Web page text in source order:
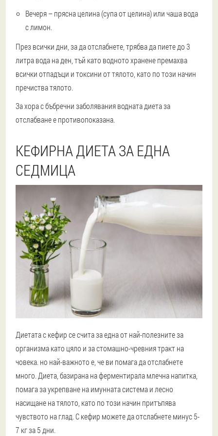
Вечеря – прясна целина (супа от целина) или чаша вода
с лимон.
През всички дни, за да отслабнете, трябва да пиете до 3
литра вода на ден, тъй като водното хранене премахва
всички отпадъци и токсини от тялото, като по този начин
пречиства тялото.
За хора с бъбречни заболявания водната диета за
отслабване е противопоказана.
КЕФИРНА ДИЕТА ЗА ЕДНА
СЕДМИЦА
Диетата с кефир се счита за една от най-полезните за
организма като цяло и за стомашно-чревния тракт на
човека. но най-важното е, че ви помага да отслабнете
много. Диета, базирана на ферментирала млечна напитка,
помага за укрепване на имунната система и лесно
насищане на тялото, като по този начин притъпява
чувството на глад. С кефир можете да отслабнете минус 5-
7 кг за 5 дни.